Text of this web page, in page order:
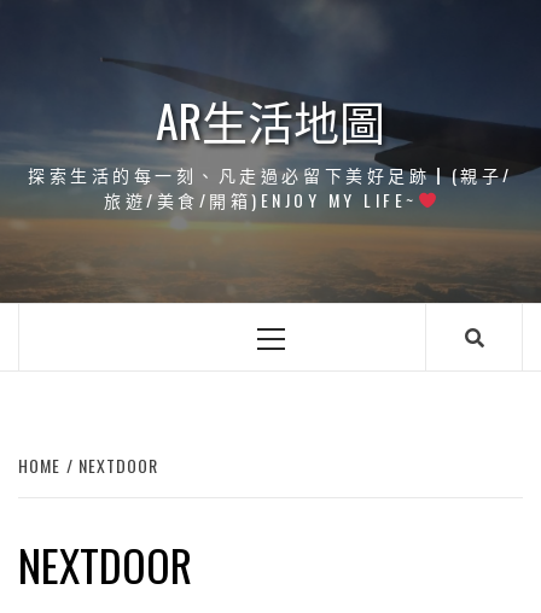
AR生活地圖
探索生活的每一刻、凡走過必留下美好足跡┃(親子/
旅遊/美食/開箱)ENJOY MY LIFE~
Primary
HOME NEXTDOOR
NEXTDOOR